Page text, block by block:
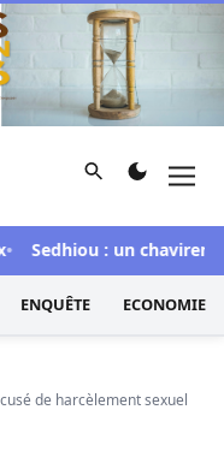
et d'investigation
Rechercher
: un chavirement
ENQUÊTE ECONOMIE
de harcèlement sexuel